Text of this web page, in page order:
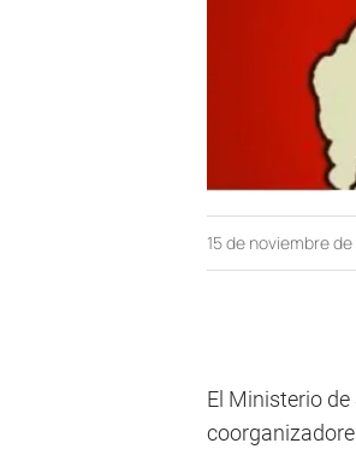
15 de noviembre de
El Ministerio